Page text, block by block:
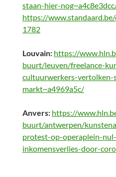
staan-hier-
https://
1782
Louvain: https://
buurt/leuven/freelance-
cultuurwerkers-
markt~a4969a5c/
Anvers: https://
buurt/antwerpen/
protest-op-operaplein-
inkomensverlies-door-